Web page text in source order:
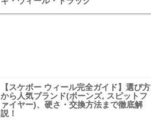
【スケボー ウィール完全ガイド】選び方
から人気ブランド(ボーンズ, スピットフ
ァイヤー)、硬さ・交換方法まで徹底解
説！